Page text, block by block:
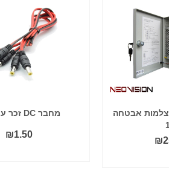
אבטחה
₪
מחבר DC זכר עם חוט
₪1.50